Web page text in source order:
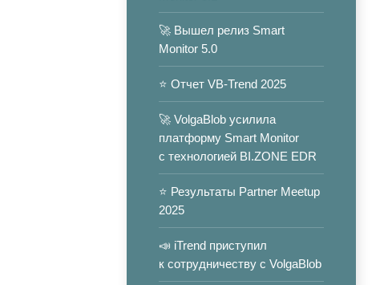
🚀 Вышел релиз Smart
Monitor 5.0
⭐️ Отчет VB-Trend 2025
🚀 VolgaBlob усилила
платформу Smart Monitor
с технологией BI.ZONE EDR
⭐️ Результаты Partner Meetup
2025
📣 iTrend приступил
к сотрудничеству с VolgaBlob